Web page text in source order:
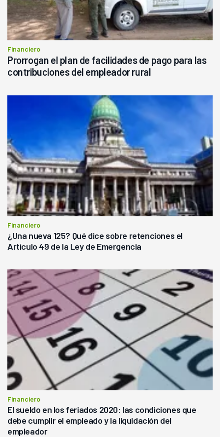
Financiero
Prorrogan el plan de facilidades de pago para las
contribuciones del empleador rural
Financiero
¿Una nueva 125? Qué dice sobre retenciones el
Artículo 49 de la Ley de Emergencia
Financiero
El sueldo en los feriados 2020: las condiciones que
debe cumplir el empleado y la liquidación del
empleador